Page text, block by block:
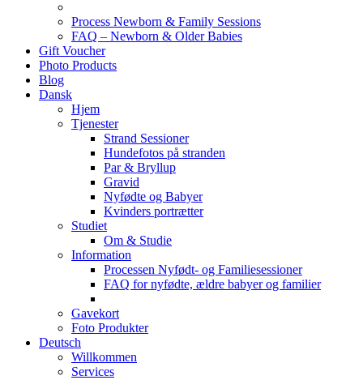
Process Newborn & Family Sessions
FAQ – Newborn & Older Babies
Gift Voucher
Photo Products
Blog
Dansk
Hjem
Tjenester
Strand Sessioner
Hundefotos på stranden
Par & Bryllup
Gravid
Nyfødte og Babyer
Kvinders portrætter
Studiet
Om & Studie
Information
Processen Nyfødt- og Familiesessioner
FAQ for nyfødte, ældre babyer og familier
Gavekort
Foto Produkter
Deutsch
Willkommen
Services